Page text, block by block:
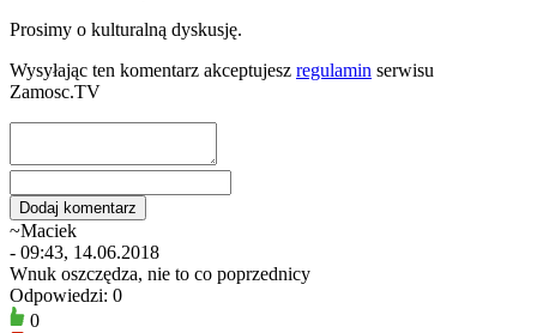
Prosimy o kulturalną dyskusję.
Wysyłając ten komentarz akceptujesz regulamin serwisu
Zamosc.TV
~Maciek
- 09:43, 14.06.2018
Wnuk oszczędza, nie to co poprzednicy
Odpowiedzi: 0
0